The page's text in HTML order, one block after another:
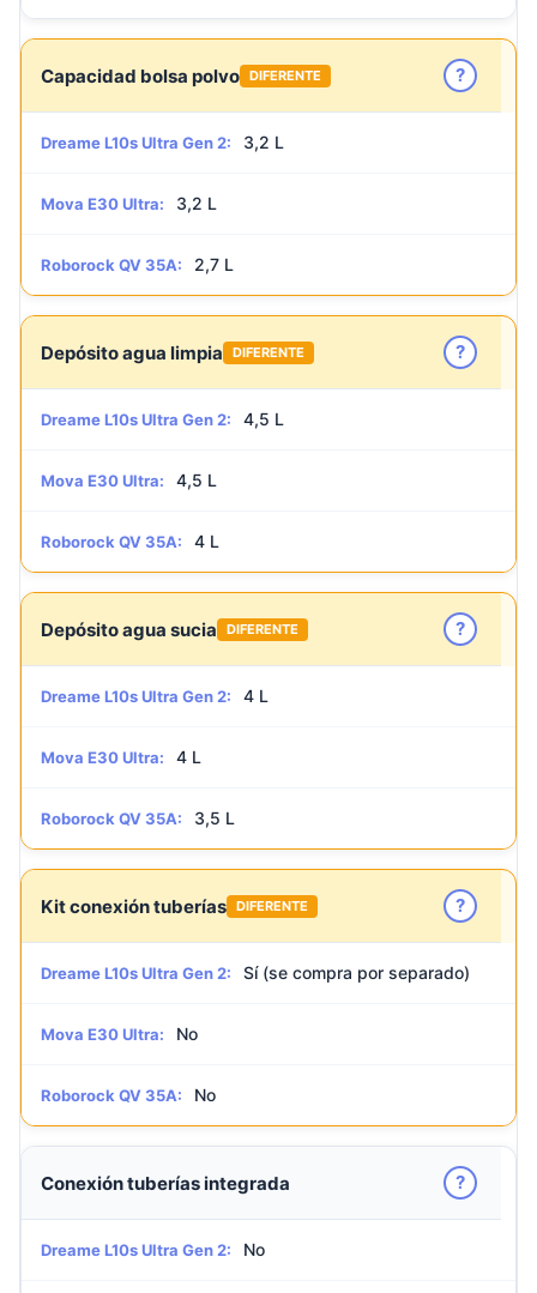
Capacidad bolsa polvo DIFERENTE ?
Dreame L10s Ultra Gen 2: 3,2 L
Mova E30 Ultra: 3,2 L
Roborock QV 35A: 2,7 L
Depósito agua limpia DIFERENTE ?
Dreame L10s Ultra Gen 2: 4,5 L
Mova E30 Ultra: 4,5 L
Roborock QV 35A: 4 L
Depósito agua sucia DIFERENTE ?
Dreame L10s Ultra Gen 2: 4 L
Mova E30 Ultra: 4 L
Roborock QV 35A: 3,5 L
Kit conexión tuberías DIFERENTE ?
Dreame L10s Ultra Gen 2: Sí (se compra por separado)
Mova E30 Ultra: No
Roborock QV 35A: No
Conexión tuberías integrada ?
Dreame L10s Ultra Gen 2: No